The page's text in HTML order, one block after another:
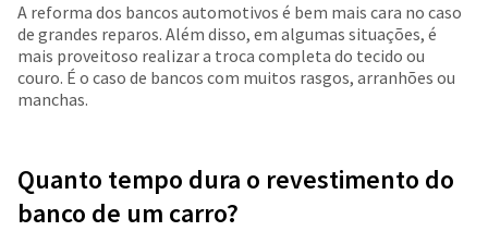
A reforma dos bancos automotivos é bem mais cara no caso
de grandes reparos. Além disso, em algumas situações, é
mais proveitoso realizar a troca completa do tecido ou
couro. É o caso de bancos com muitos rasgos, arranhões ou
manchas.
Quanto tempo dura o revestimento do
banco de um carro?